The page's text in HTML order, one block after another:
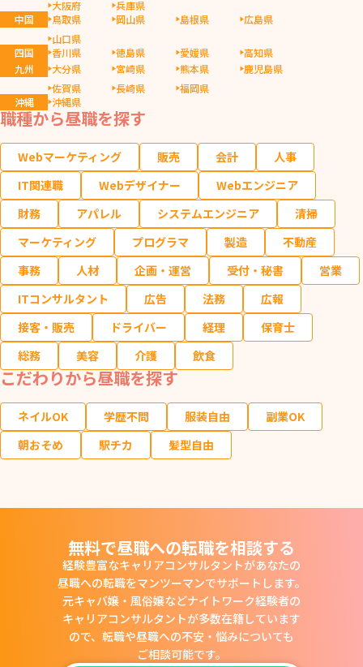
大阪府
兵庫県
中国
鳥取県 岡山県 島根県
広島県
山口県
四国
香川県 徳島県 愛媛県
高知県
九州
大分県 宮崎県 熊本県
鹿児島県
佐賀県
長崎県
福岡県
沖縄
沖縄県
職種から昼職を探す
Webマーケティング 販売 会計
人事
IT関連職
Webデザイナー
Webエンジニア
財務
アパレル システムエンジニア
清掃
マーケティング
プログラマ 製造
不動産
事務
人材 企画・運営 受付・秘書
営業
ITコンサルタント
広告 法務
広報
接客・販売
ドライバー 経理
保育士
総務
美容 介護 飲食
こだわりから昼職を探す
ネイルOK 学歴不問 服装自由
副業OK
朝おそめ
駅チカ 髪型自由
無料で昼職への転職を相談する
経験豊富なキャリアコンサルタントがあなたの
昼職への転職をマンツーマンでサポートします。
元キャバ嬢・風俗嬢などナイトワーク経験者の
キャリアコンサルタントが多数在籍しています
ので、 転職や昼職への不安・悩みについても
ご相談可能です。